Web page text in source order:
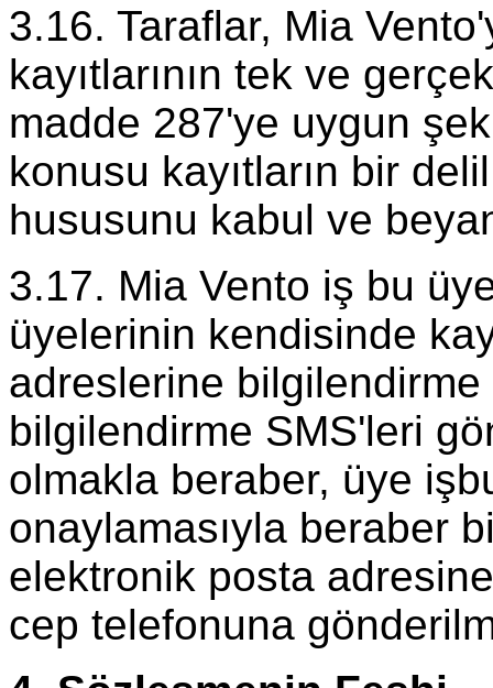
3.16. Taraflar, Mia
kayıtlarının tek ve
madde 287'ye uygun
konusu kayıtların bir
hususunu kabul ve
3.17. Mia Vento iş bu
üyelerinin kendisinde
adreslerine
bilgilendirme SMS'leri
olmakla beraber, üye
onaylamasıyla beraber
elektronik posta
cep telefonuna